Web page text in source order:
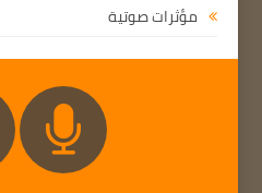
مؤثرات صوتية